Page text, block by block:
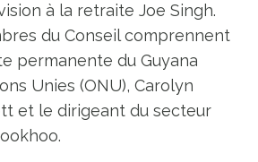
à la retraite Joe Singh.
du Conseil comprennent
permanente du Guyana
Unies (ONU), Carolyn
et le dirigeant du secteur